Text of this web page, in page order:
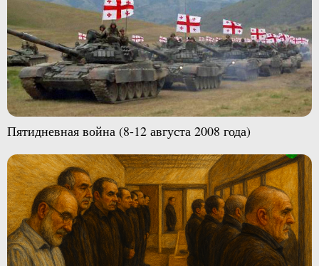
Пятидневная война (8-12 августа 2008 года)